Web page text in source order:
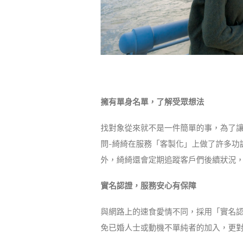
擁有單身名單，了解受眾想法
找對象從來就不是一件簡單的事，為了
問-綺綺在服務「客製化」上做了許多
外，綺綺還會定期追蹤客戶們後續狀況
實名認證，服務安心有保障
與網路上的速食愛情不同，採用「實名
免已婚人士或動機不單純者的加入，更